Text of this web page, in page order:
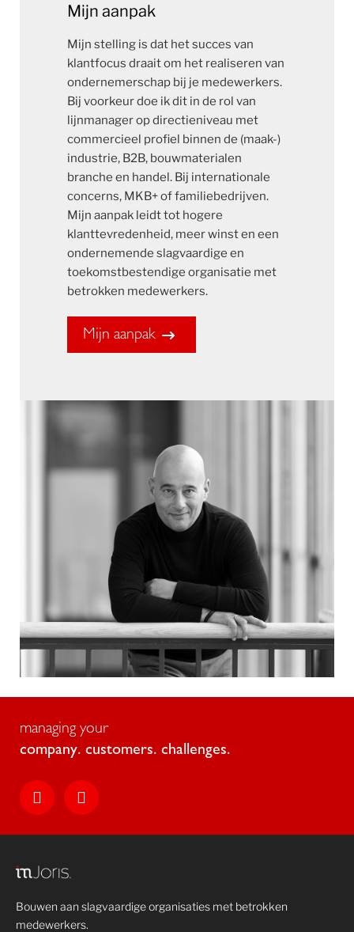
Mijn aanpak
Mijn stelling is dat het succes van
klantfocus draait om het realiseren van
ondernemerschap bij je medewerkers.
Bij voorkeur doe ik dit in de rol van
lijnmanager op directieniveau met
commercieel profiel binnen de (maak-)
industrie, B2B, bouwmaterialen
branche en handel. Bij internationale
concerns, MKB+ of familiebedrijven.
Mijn aanpak leidt tot hogere
klanttevredenheid, meer winst en een
ondernemende slagvaardige en
toekomstbestendige organisatie met
betrokken medewerkers.
Mijn aanpak
managing your
company. customers. challenges.
Bouwen aan slagvaardige organisaties met betrokken
medewerkers.